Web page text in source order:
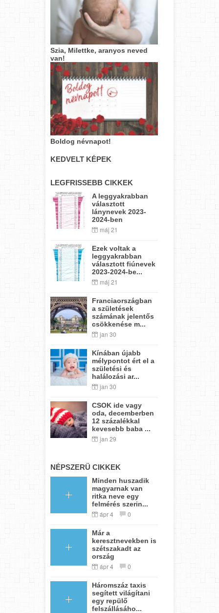
Szia, Milettke, aranyos neved
van!
Boldog névnapot!
KEDVELT KÉPEK
LEGFRISSEBB CIKKEK
A leggyakrabban
választott
lánynevek 2023-
2024-ben
máj 21
Ezek voltak a
leggyakrabban
választott fiúnevek
2023-2024-be...
máj 21
Franciaországban
a születések
számának jelentős
csökkenése m...
jan 30
Kínában újabb
mélypontot ért el a
születési és
halálozási ar...
jan 30
CSOK ide vagy
oda, decemberben
12 százalékkal
kevesebb baba ...
jan 29
NÉPSZERŰ CIKKEK
Minden huszadik
magyarnak van
ritka neve egy
felmérés szerin...
ápr 4 0
Már a
keresztnevekben is
szétszakadt az
ország
ápr 4 0
Háromszáz taxis
segített világítani
egy repülő
felszállásáho...